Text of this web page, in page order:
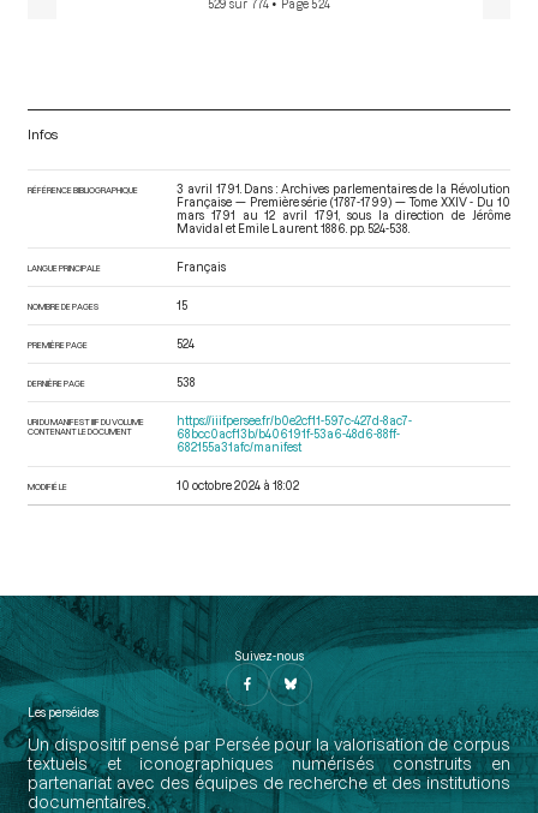
529 sur 774 • Page 524
Infos
RÉFÉRENCE BIBLIOGRAPHIQUE
3 avril 1791. Dans : Archives parlementaires de la Révolution
Française — Première série (1787-1799) — Tome XXIV - Du 10
mars 1791 au 12 avril 1791
, sous la direction de Jérôme
Mavidal et Emile Laurent. 1886. pp. 524-538.
LANGUE PRINCIPALE Français
NOMBRE DE PAGES 15
PREMIÈRE PAGE 524
DERNIÈRE PAGE 538
URI DU MANIFEST IIIF DU VOLUME
CONTENANT LE DOCUMENT
https://iiif.persee.fr/b0e2cf11-597c-427d-8ac7-
68bcc0acf13b/b406191f-53a6-48d6-88ff-
682155a31afc/manifest
MODIFIÉ LE 10 octobre 2024 à 18:02
Suivez-nous
Les perséides
Un dispositif pensé par Persée pour la valorisation de corpus
textuels et iconographiques numérisés construits en
partenariat avec des équipes de recherche et des institutions
documentaires.